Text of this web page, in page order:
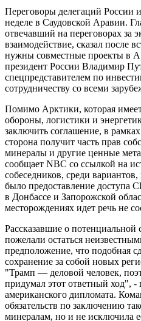
Переговоры делегаций
неделе в Саудовской Аравии.
отвечавший на переговорах за
взаимодействие, сказал после
нужны совместные проекты в
президент России Владимир
спецпредставителем по
сотрудничеству со всеми
Помимо Арктики, которая
обороны, логистики и
заключить соглашение, в
сторона получит часть прав
минералы и другие ценные
сообщает NBC со ссылкой на
собеседников, среди
было предоставление
в Донбассе и Запорожской
месторождениях идет речь не
Рассказавшие о
пожелали остаться
предположение, что подобная
сохранение за собой новых
"Трамп — деловой человек,
придумал этот ответный ход",
американского дипломата.
обязательств по заключению
минералам, но и не исключила